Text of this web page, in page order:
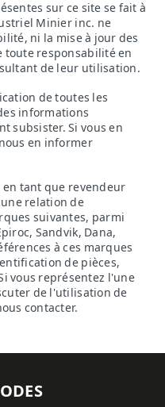
sur ce site se fait à
Minier inc. ne
ni la mise à jour des
responsabilité en
de leur utilisation.
de toutes les
informations
subsister. Si vous en
en informer
tant que revendeur
relation de
suivantes, parmi
Sandvik, Dana,
à ces marques
de pièces,
vous représentez l'une
de l'utilisation de
contacter.